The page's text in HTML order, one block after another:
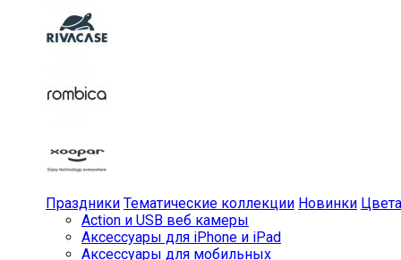
Праздники Тематические коллекции Новинки Цвета
Action и USB веб камеры
Аксессуары для iPhone и iPad
Аксессуары для мобильных